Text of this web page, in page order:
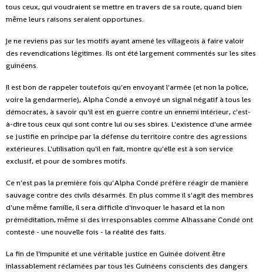
tous ceux, qui voudraient se mettre en travers de sa route, quand bien
même leurs raisons seraient opportunes.
Je ne reviens pas sur les motifs ayant amené les villageois à faire valoir
des revendications légitimes. Ils ont été largement commentés sur les sites
guinéens.
Il est bon de rappeler toutefois qu'en envoyant l'armée (et non la police,
voire la gendarmerie), Alpha Condé a envoyé un signal négatif à tous les
démocrates, à savoir qu'il est en guerre contre un ennemi intérieur, c'est-
à-dire tous ceux qui sont contre lui ou ses sbires. L'existence d'une armée
se justifie en principe par la défense du territoire contre des agressions
extérieures. L'utilisation qu'il en fait, montre qu'elle est à son service
exclusif, et pour de sombres motifs.
Ce n'est pas la première fois qu'Alpha Condé préfère réagir de manière
sauvage contre des civils désarmés. En plus comme il s'agit des membres
d'une même famille, il sera difficile d'invoquer le hasard et la non
préméditation, même si des irresponsables comme Alhassane Condé ont
contesté - une nouvelle fois - la réalité des faits.
La fin de l'impunité et une véritable justice en Guinée doivent être
inlassablement réclamées par tous les Guinéens conscients des dangers